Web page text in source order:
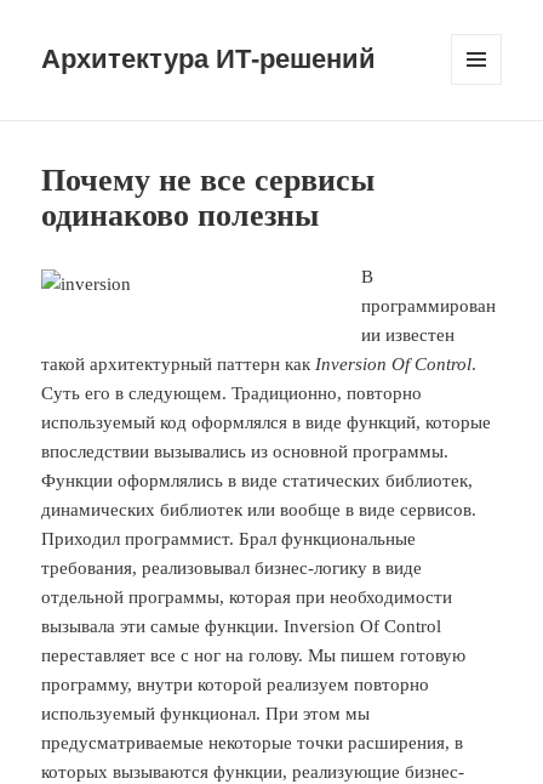
Архитектура ИТ-решений
Почему не все сервисы
одинаково полезны
В
программирован
ии известен
такой архитектурный паттерн какInversion Of Control.
Суть его в следующем. Традиционно, повторно
используемый код оформлялся в виде функций, которые
впоследствии вызывались из основной программы.
Функции оформлялись в виде статических библиотек,
динамических библиотек или вообще в виде сервисов.
Приходил программист. Брал функциональные
требования, реализовывал бизнес-логику в виде
отдельной программы, которая при необходимости
вызывала эти самые функции. Inversion Of Control
переставляет все с ног на голову. Мы пишем готовую
программу, внутри которой реализуем повторно
используемый функционал. При этом мы
предусматриваемые некоторые точки расширения, в
которых вызываются функции, реализующие бизнес-